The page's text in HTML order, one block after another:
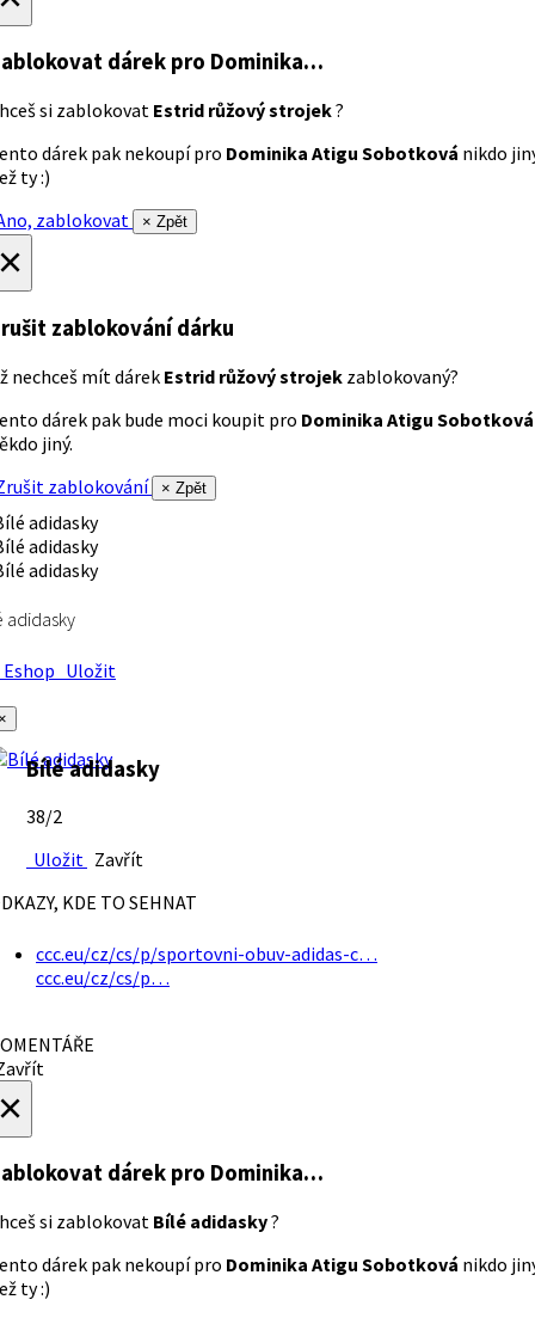
dárek pro Dominika…
si zablokovat Estrid růžový strojek?
dárek pak nekoupí pro Dominika Atigu Sobotková nikdo
ty :)
zablokovat
× Zpět
zablokování dárku
nechceš mít dárek Estrid růžový strojek zablokovaný?
dárek pak bude moci koupit pro Dominika Atigu Sobotková
jiný.
zablokování
× Zpět
adidasky
Uložit
Bílé adidasky
38/2
Uložit Zavřít
KDE TO SEHNAT
ccc.eu/cz/cs/p/sportovni-obuv-adidas-c…
ccc.eu/cz/cs/p…
dárek pro Dominika…
si zablokovat Bílé adidasky?
dárek pak nekoupí pro Dominika Atigu Sobotková nikdo
ty :)